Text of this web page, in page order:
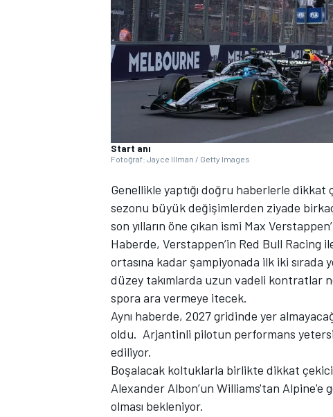
TÜRK SPORCULAR
Start anı
Fotoğraf: Jayce Illman / Getty Images
Genellikle yaptığı doğru haberlerle dikkat
sezonu büyük değişimlerden ziyade
son yılların öne çıkan ismi Max
Haberde, Verstappen’in Red Bull Racing
ortasına kadar şampiyonada ilk iki sırada
düzey takımlarda uzun vadeli kontratlar
spora ara vermeye itecek.
Aynı haberde, 2027 gridinde yer
oldu. Arjantinli pilotun performans
ediliyor.
Boşalacak koltuklarla birlikte dikkat
Alexander Albon’un Williams'tan Alpine'e
olması bekleniyor.